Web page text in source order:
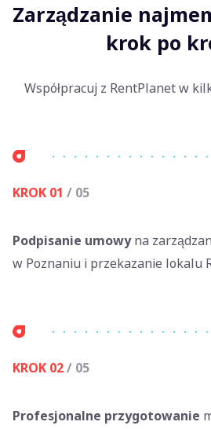
Zarządzanie
krok po
Współpracuj z RentPlanet w
KROK 01 / 05
Podpisanie umowyna
w Poznaniu i przekazanie lokalu
KROK 02/ 05
Profesjonalne przygotowanie